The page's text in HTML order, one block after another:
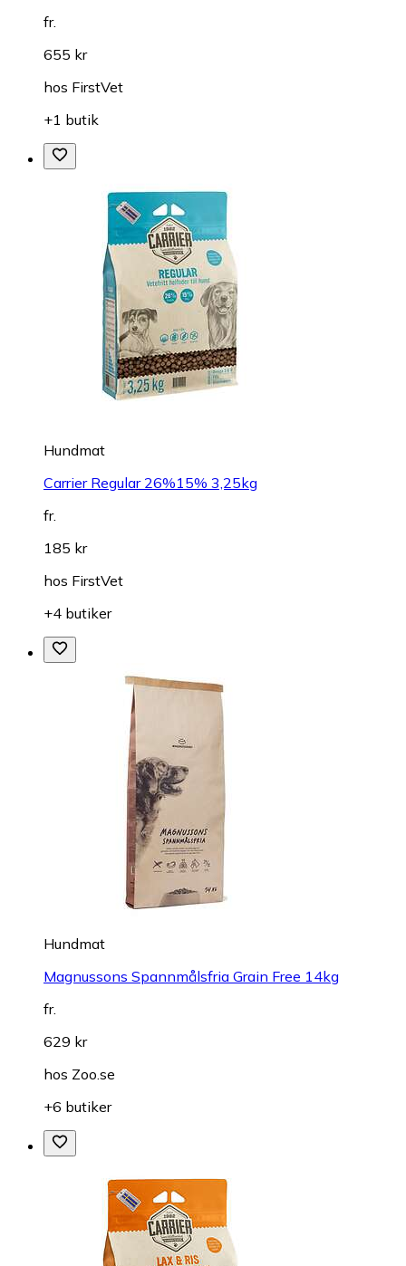
fr.
655 kr
hos FirstVet
+1 butik
Hundmat
Carrier Regular 26%15% 3,25kg
fr.
185 kr
hos FirstVet
+4 butiker
Hundmat
Magnussons Spannmålsfria Grain Free 14kg
fr.
629 kr
hos Zoo.se
+6 butiker